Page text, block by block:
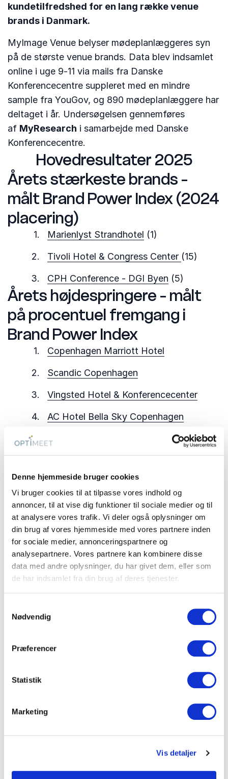
Denne hjemmeside bruger cookies
Vi bruger cookies til at tilpasse vores indhold og
annoncer, til at vise dig funktioner til sociale medier og til
at analysere vores trafik. Vi deler også oplysninger om
din brug af vores hjemmeside med vores partnere inden
for sociale medier, annonceringspartnere og
analysepartnere. Vores partnere kan kombinere disse
data med andre oplysninger, du har givet dem, eller som
de har indsamlet fra din brug af deres tjenester.
Nødvendig
Præferencer
Statistik
Marketing
Vis detaljer
kundetilfredshed for en lang række venue
brands i Danmark.
MyImage Venue belyser mødeplanlæggeres syn
på de største venue brands. Data blev indsamlet
online i uge 9-11 via mails fra Danske
Konferencecentre suppleret med en mindre
sample fra YouGov, og 890 mødeplanlæggere har
deltaget i år. Undersøgelsen gennemføres
af MyResearch i samarbejde med Danske
Konferencecentre.
Hovedresultater 2025
Årets stærkeste brands -
målt Brand Power Index (2024
placering)
Marienlyst Strandhotel (1)
Tivoli Hotel & Congress Center (15)
CPH Conference - DGI Byen (5)
Årets højdespringere - målt
på procentuel fremgang i
Brand Power Index
Copenhagen Marriott Hotel
Scandic Copenhagen
Vingsted Hotel & Konferencecenter
AC Hotel Bella Sky Copenhagen
Tivoli Hotel & Congress Center
Nr. 1 på de 8 imageudsagn
God beliggenhed:
CPH Conference - DGI
Konkurrencedygtige priser: Vingsted Hotel
& Konferencecenter
Gode lokaler: IDA Conference
Gode tekniske faciliteter: Vingsted Hotel &
Konferencecenter
God mad:
Dygtig sparringspartner:
Vingsted Hotel &
Gode til unikke oplevelser:
Marienlyst